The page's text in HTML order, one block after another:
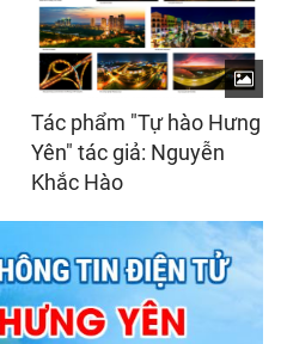
Tác phẩm "Tự hào Hưng
Yên" tác giả: Nguyễn
Khắc Hào